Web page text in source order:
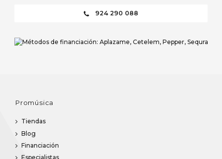
924 290 088
Promúsica
Tiendas
Blog
Financiación
Especialistas